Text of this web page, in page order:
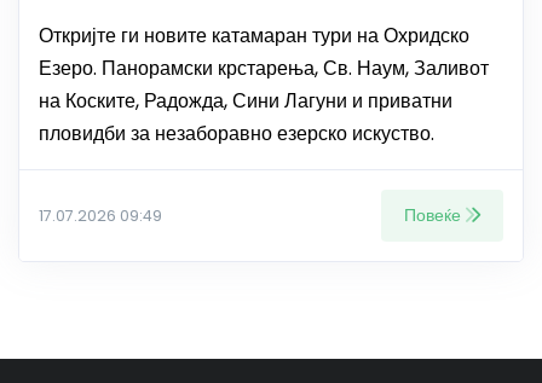
Откријте ги новите катамаран тури на Охридско
Езеро. Панорамски крстарења, Св. Наум, Заливот
на Коските, Радожда, Сини Лагуни и приватни
пловидби за незаборавно езерско искуство.
17.07.2026 09:49 Повеќе